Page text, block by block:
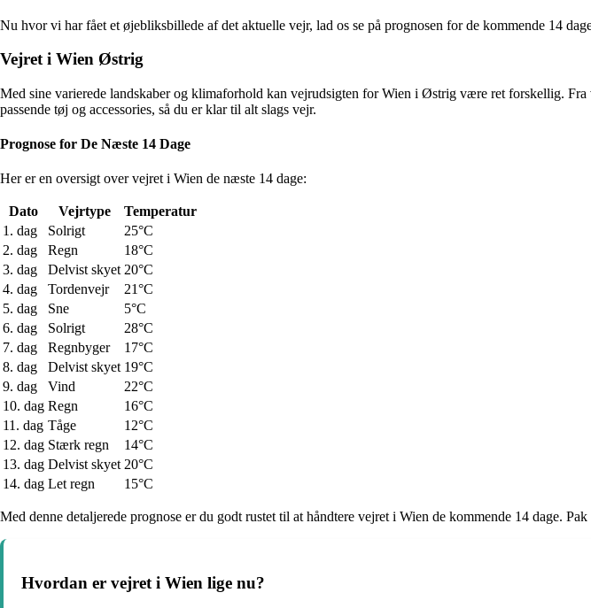
Nu hvor vi har fået et øjebliksbillede af det aktuelle vejr, lad os se på prognosen for de kommende 14
Vejret i Wien Østrig
Med sine varierede landskaber og klimaforhold kan vejrudsigten for Wien i Østrig være ret forskellig.
passende tøj og accessories, så du er klar til alt slags vejr.
Prognose for De Næste 14 Dage
Her er en oversigt over vejret i Wien de næste 14 dage:
Dato Vejrtype
Temperatur
1. dag
Solrigt
25°C
2. dag
Regn
18°C
3. dag
Delvist skyet 20°C
4. dag
Tordenvejr
21°C
5. dag
Sne
5°C
6. dag
Solrigt
28°C
7. dag
Regnbyger
17°C
8. dag
Delvist skyet 19°C
9. dag
Vind
22°C
10. dag Regn
16°C
11. dag Tåge
12°C
12. dag Stærk regn
14°C
13. dag Delvist skyet 20°C
14. dag Let regn 15°C
Med denne detaljerede prognose er du godt rustet til at håndtere vejret i Wien de kommende 14 dage.
Hvordan er vejret i Wien lige nu?